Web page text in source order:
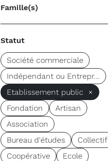
Famille(s)
Statut
Société commerciale
Indépendant ou Entrepr...
Etablissement public ×
Fondation
Artisan
Association
Bureau d'études
Collectif
Coopérative
Ecole